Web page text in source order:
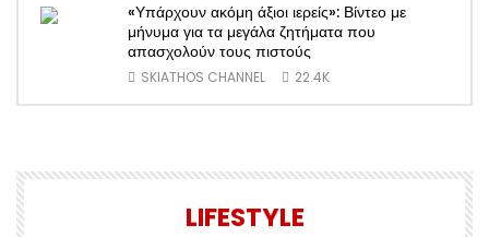
«Υπάρχουν ακόμη άξιοι ιερείς»: Βίντεο με
μήνυμα για τα μεγάλα ζητήματα που
απασχολούν τους πιστούς
SKIATHOS CHANNEL 22.4K
LIFESTYLE